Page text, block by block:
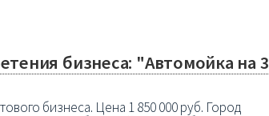
бизнеса: "Автомойка на 3
бизнеса. Цена 1 850 000 руб. Город